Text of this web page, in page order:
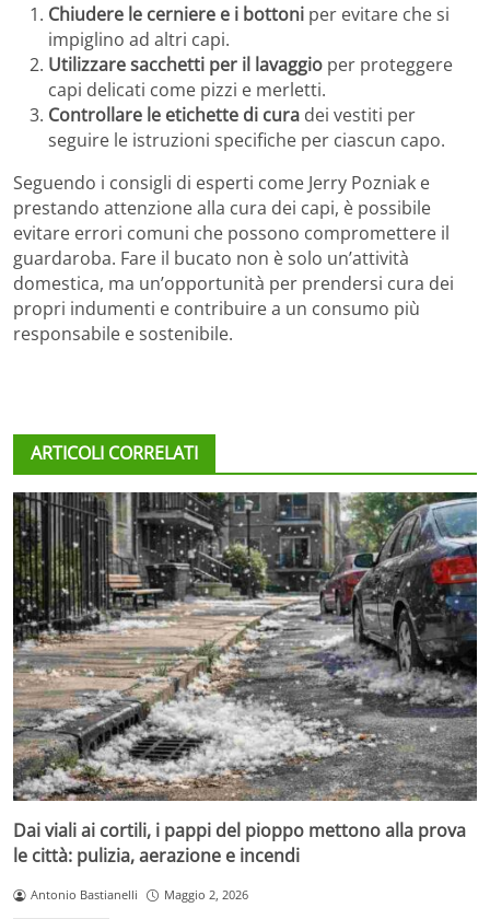
Chiudere le cerniere e i bottoni per evitare che si
impiglino ad altri capi.
Utilizzare sacchetti per il lavaggio per proteggere
capi delicati come pizzi e merletti.
Controllare le etichette di cura dei vestiti per
seguire le istruzioni specifiche per ciascun capo.
Seguendo i consigli di esperti come Jerry Pozniak e
prestando attenzione alla cura dei capi, è possibile
evitare errori comuni che possono compromettere il
guardaroba. Fare il bucato non è solo un’attività
domestica, ma un’opportunità per prendersi cura dei
propri indumenti e contribuire a un consumo più
responsabile e sostenibile.
ARTICOLI CORRELATI
Dai viali ai cortili, i pappi del pioppo mettono alla prova
le città: pulizia, aerazione e incendi
Antonio Bastianelli Maggio 2, 2026